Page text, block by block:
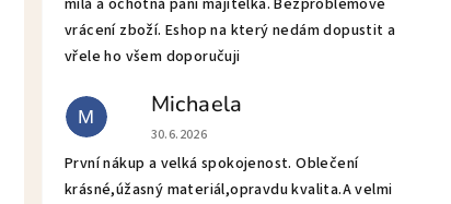
milá a ochotná paní majitelka. Bezproblémové
vrácení zboží. Eshop na který nedám dopustit a
vřele ho všem doporučuji
M Michaela
Hodnotenie obchodu je 5 z 5 hviezdičiek.
30.6.2026
První nákup a velká spokojenost. Oblečení
krásné,úžasný materiál,opravdu kvalita.A velmi